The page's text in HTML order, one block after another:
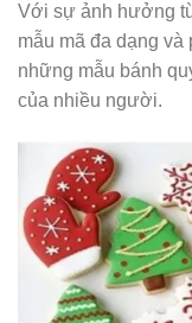
Với sự ảnh hưởng
mẫu mã đa dạng và
những mẫu bánh
của nhiều người.